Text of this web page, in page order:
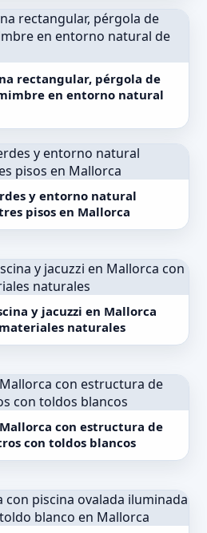
rectangular, pérgola de
en entorno natural
y entorno natural
pisos en Mallorca
y jacuzzi en Mallorca
naturales
con estructura de
con toldos blancos